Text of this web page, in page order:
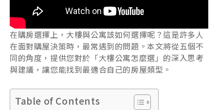
在購房選擇上，大樓與公寓該如何選擇呢？這是許多人
在面對購屋決策時，最常遇到的問題。本文將從五個不
同的角度，提供您對於「大樓公寓怎麼選」的深入思考
與建議，讓您能找到最適合自己的房屋類型。
Table of Contents